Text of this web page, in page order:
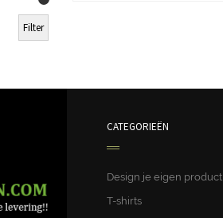
Filter
CATEGORIEËN
Design je eigen product
T-shirts